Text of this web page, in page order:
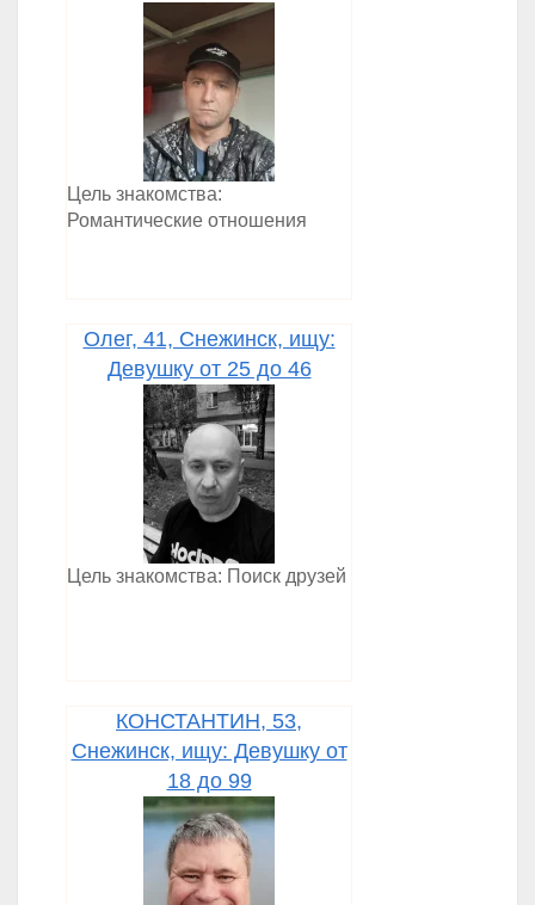
Цель знакомства:
Романтические отношения
Олег, 41, Снежинск, ищу:
Девушку от 25 до 46
Цель знакомства: Поиск друзей
КОНСТАНТИН, 53,
Снежинск, ищу: Девушку от
18 до 99